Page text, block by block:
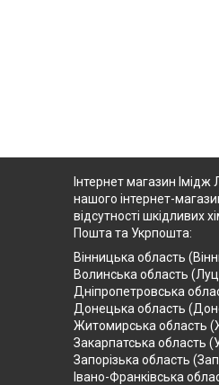
Інтернет магазин
нашого інтернет-
відсутності шкідливих
Пошта та Укрпошта:
Вінницька область
Волинська область
Дніпропетровська
Донецька область
Житомирська область
Закарпатська область
Запорізька область
Івано-Франківська